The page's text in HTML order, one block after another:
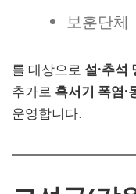
보훈단체
를 대상으로 설·추석
추가로 혹서기 폭염·
운영합니다.